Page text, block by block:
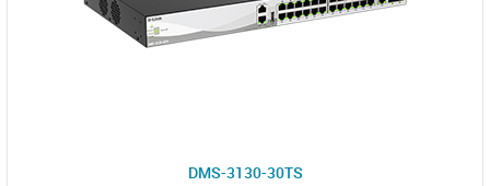
DMS-3130-30TS